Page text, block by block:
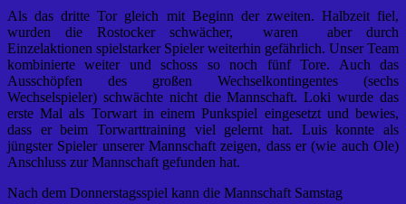
Als das dritte Tor gleich mit Beginn der zweiten. Halbzeit fiel,
wurden die Rostocker schwächer, waren aber durch
Einzelaktionen spielstarker Spieler weiterhin gefährlich. Unser Team
kombinierte weiter und schoss so noch fünf Tore. Auch das
Ausschöpfen des großen Wechselkontingentes (sechs
Wechselspieler) schwächte nicht die Mannschaft. Loki wurde das
erste Mal als Torwart in einem Punkspiel eingesetzt und bewies,
dass er beim Torwarttraining viel gelernt hat. Luis konnte als
jüngster Spieler unserer Mannschaft zeigen, dass er (wie auch Ole)
Anschluss zur Mannschaft gefunden hat.
Nach dem Donnerstagsspiel kann die Mannschaft Samstag